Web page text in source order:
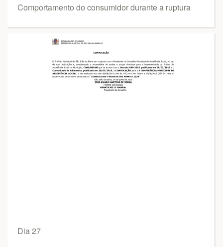
Comportamento do consumidor durante a ruptura
Dia 27